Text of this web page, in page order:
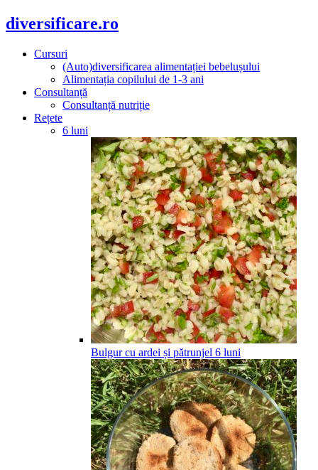
diversificare.ro
Cursuri
(Auto)diversificarea alimentației bebelușului
Alimentația copilului de 1-3 ani
Consultanță
Consultanță nutriție
Rețete
6 luni
Bulgur cu ardei și pătrunjel 6 luni